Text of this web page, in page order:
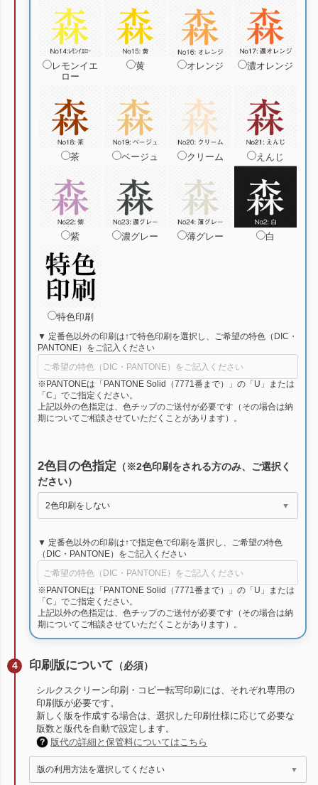
レモンイエ
ロー
黄 オレンジ 濃オレンジ
茶 ベージュ クリーム えんじ
紫 濃グレー 薄グレー 白
特色印刷
▼ 定番色以外の印刷は↑で特色印刷を選択し、ご希望の特色（DIC・
PANTONE）をご記入ください
※PANTONEは「PANTONE Solid（7771番まで）」の「U」または
「C」でご指定ください。
上記以外の色指定は、色チップのご送付が必要です（その場合は納
期についてご相談させていただくことがあります）。
2色目の色指定 （※2色印刷をされる方のみ、ご選択く
ださい）
▼ 定番色以外の印刷は↑で指定色で印刷を選択し、ご希望の特色
（DIC・PANTONE）をご記入ください
※PANTONEは「PANTONE Solid（7771番まで）」の「U」または
「C」でご指定ください。
上記以外の色指定は、色チップのご送付が必要です（その場合は納
期についてご相談させていただくことがあります）。
印刷版について （必須）
シルクスクリーン印刷・コピー転写印刷には、それぞれ専用の
印刷版が必要です。
新しく版を作成する場合は、選択した印刷仕様に応じて必要な
版数と版代を自動で設定します。
版代の詳細と保管料についてはこちら